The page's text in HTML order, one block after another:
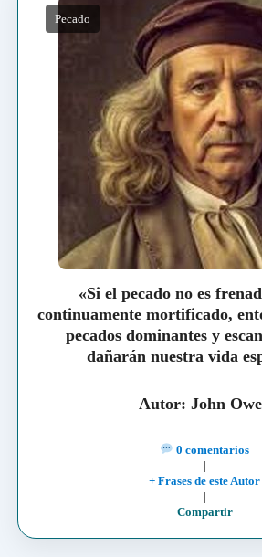
Pecado
«Si el pecado no es
continuamente mortificado,
pecados dominantes y
dañarán nuestra vida
Autor: John
0 comentarios
|
+ Frases de este Autor
|
Compartir